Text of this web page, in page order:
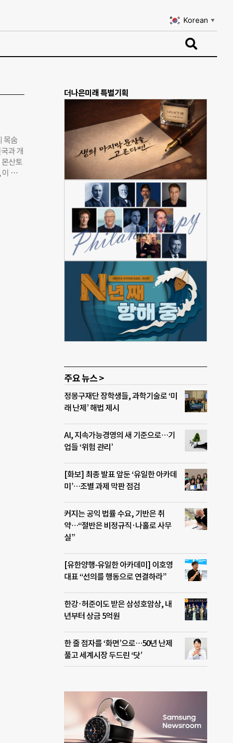
Korean ▼
목숨
과 개
산토
이 책
더나은미래 특별기획
주요 뉴스 >
정몽구재단 장학생들, 과학기술로 ‘미
래 난제’ 해법 제시
AI, 지속가능경영의 새 기준으로…기
업들 ‘위험 관리’
[화보] 최종 발표 앞둔 ‘유일한 아카데
미’…조별 과제 막판 점검
커지는 공익 법률 수요, 기반은 취
약…“절반은 비정규직·나홀로 사무
실”
[유한양행-유일한 아카데미] 이호영
대표 “선의를 행동으로 연결하라”
한강·허준이도 받은 삼성호암상, 내
년부터 상금 5억원
한 줄 점자를 ‘화면’으로…50년 난제
풀고 세계시장 두드린 ‘닷’